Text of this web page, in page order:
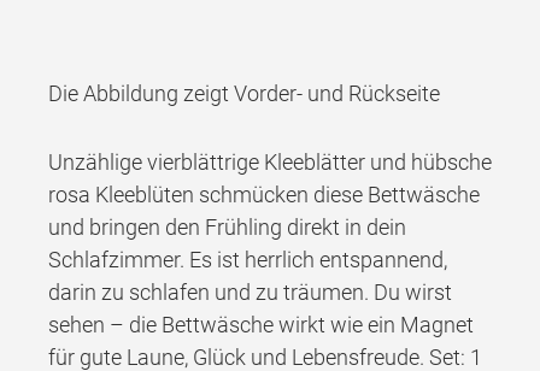
Die Abbildung zeigt Vorder- und Rückseite
Unzählige vierblättrige Kleeblätter und hübsche
rosa Kleeblüten schmücken diese Bettwäsche
und bringen den Frühling direkt in dein
Schlafzimmer. Es ist herrlich entspannend,
darin zu schlafen und zu träumen. Du wirst
sehen – die Bettwäsche wirkt wie ein Magnet
für gute Laune, Glück und Lebensfreude. Set: 1